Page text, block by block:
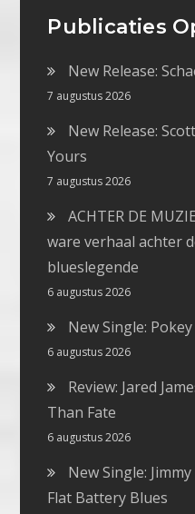
Publicaties
New Release:
7 augustus 2026
New Release:
Yours
7 augustus 2026
ACHTER DE
ware verhaal achter
blueslegende
6 augustus 2026
New Single: Pokey
6 augustus 2026
Review: Jared
Than Fate
6 augustus 2026
New Single:
Flat Battery Blues